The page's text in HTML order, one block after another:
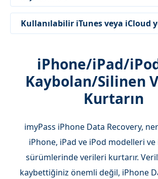
Kullanılabilir iTunes veya iCloud
iPhone/iPad/
Kaybolan/Silinen
Kurtarın
imyPass iPhone Data Recovery,
iPhone, iPad ve iPod modelleri ve
sürümlerinde verileri kurtarır.
kaybettiğiniz önemli değil, iPhone